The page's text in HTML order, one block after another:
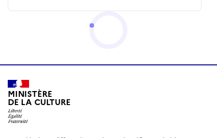
MINISTÈRE
DE LA CULTURE